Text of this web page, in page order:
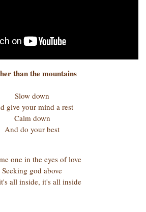
than the mountains
Slow down
give your mind a rest
Calm down
And do your best
one in the eyes of love
Seeking god above
all inside, it's all inside